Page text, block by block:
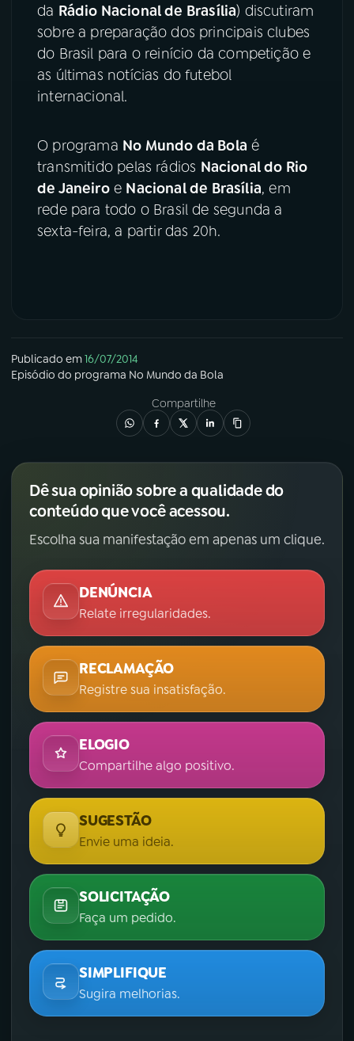
TikTok
da Rádio Nacional de Brasília) discutiram
sobre a preparação dos principais clubes
do Brasil para o reinício da competição e
as últimas notícias do futebol
internacional.
O programa No Mundo da Bola é
transmitido pelas rádios Nacional do Rio
de Janeiroe Nacional de Brasília, em
rede para todo o Brasil de segunda a
sexta-feira, a partir das 20h.
Publicado em16/07/2014
Episódio do programa No Mundo da Bola
Compartilhe
Dê sua opinião sobre a qualidade do
conteúdo que você acessou.
Escolha sua manifestação em apenas um clique.
DENÚNCIA
Relate irregularidades.
RECLAMAÇÃO
Registre sua insatisfação.
ELOGIO
Compartilhe algo positivo.
SUGESTÃO
Envie uma ideia.
SOLICITAÇÃO
Faça um pedido.
SIMPLIFIQUE
Sugira melhorias.